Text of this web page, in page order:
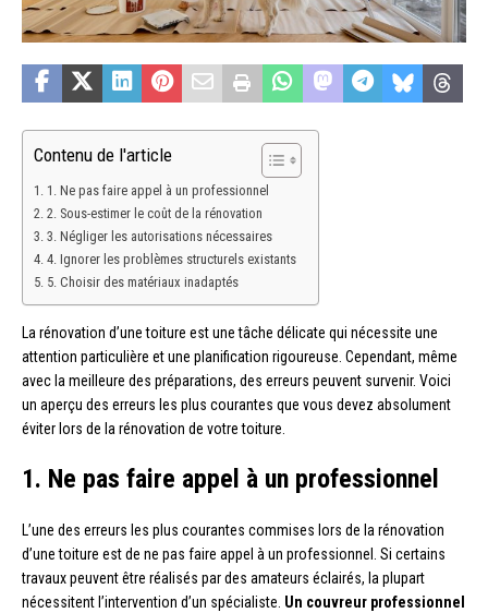
Contenu de l'article
1. Ne pas faire appel à un professionnel
2. Sous-estimer le coût de la rénovation
3. Négliger les autorisations nécessaires
4. Ignorer les problèmes structurels existants
5. Choisir des matériaux inadaptés
La rénovation d’une toiture est une tâche délicate qui nécessite une
attention particulière et une planification rigoureuse. Cependant, même
avec la meilleure des préparations, des erreurs peuvent survenir. Voici
un aperçu des erreurs les plus courantes que vous devez absolument
éviter lors de la rénovation de votre toiture.
1. Ne pas faire appel à un professionnel
L’une des erreurs les plus courantes commises lors de la rénovation
d’une toiture est de ne pas faire appel à un professionnel. Si certains
travaux peuvent être réalisés par des amateurs éclairés, la plupart
nécessitent l’intervention d’un spécialiste. Un couvreur professionnel